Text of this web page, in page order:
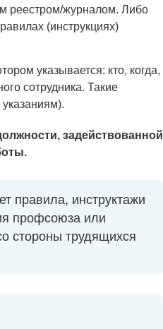
реестром/журналом. Либо
(инструкциях)
указывается: кто, когда,
сотрудника. Такие
задействованной
правила, инструктажи
профсоюза или
стороны трудящихся